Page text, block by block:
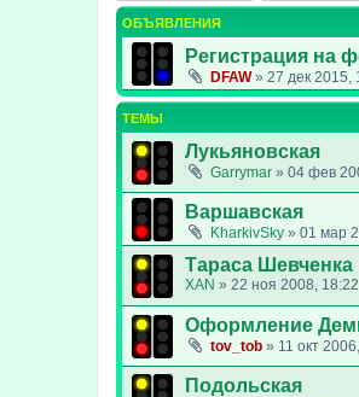
ОБЪЯВЛЕНИЯ
Регистрация на
DFAW» 27 дек 2015,
ТЕМЫ
Лукьяновская
Garrymar » 04 фев
Варшавская
KharkivSky » 01 мар
Тараса Шевченка
XAN » 22 ноя 2008, 18:22
Оформление
tov_tob » 11 окт
Подольская